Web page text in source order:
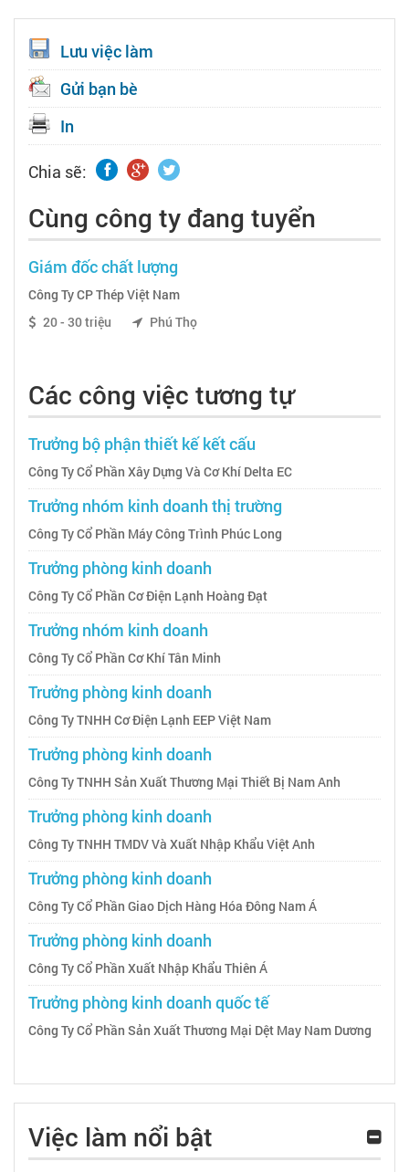
Lưu việc làm
Gửi bạn bè
In
Chia sẽ:
Cùng công ty đang tuyển
Giám đốc chất lượng
Công Ty CP Thép Việt Nam
20 - 30 triệu
Phú Thọ
Các công việc tương tự
Trưởng bộ phận thiết kế kết cấu
Công Ty Cổ Phần Xây Dựng Và Cơ Khí Delta EC
Trưởng nhóm kinh doanh thị trường
Công Ty Cổ Phần Máy Công Trình Phúc Long
Trưởng phòng kinh doanh
Công Ty Cổ Phần Cơ Điện Lạnh Hoàng Đạt
Trưởng nhóm kinh doanh
Công Ty Cổ Phần Cơ Khí Tân Minh
Trưởng phòng kinh doanh
Công Ty TNHH Cơ Điện Lạnh EEP Việt Nam
Trưởng phòng kinh doanh
Công Ty TNHH Sản Xuất Thương Mại Thiết Bị Nam Anh
Trưởng phòng kinh doanh
Công Ty TNHH TMDV Và Xuất Nhập Khẩu Việt Anh
Trưởng phòng kinh doanh
Công Ty Cổ Phần Giao Dịch Hàng Hóa Đông Nam Á
Trưởng phòng kinh doanh
Công Ty Cổ Phần Xuất Nhập Khẩu Thiên Á
Trưởng phòng kinh doanh quốc tế
Công Ty Cổ Phần Sản Xuất Thương Mại Dệt May Nam Dương
Việc làm nổi bật